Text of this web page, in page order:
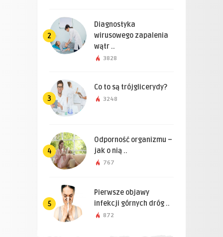
2
Diagnostyka
wirusowego zapalenia
wątr ..
3828
3
Co to są trójglicerydy?
3248
4
Odporność organizmu –
jak o nią ..
767
5
Pierwsze objawy
infekcji górnych dróg ..
872